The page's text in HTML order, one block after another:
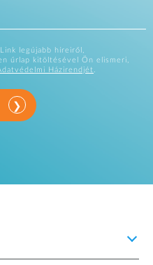
legújabb híreiről,
űrlap kitöltésével Ön elismeri,
Házirendjét.